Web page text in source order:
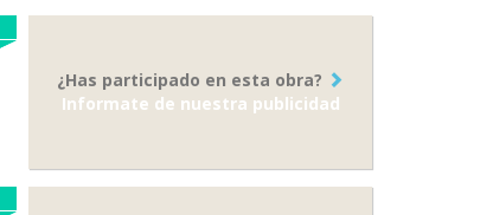
¿Has participado en esta obra?
Informate de nuestra publicidad